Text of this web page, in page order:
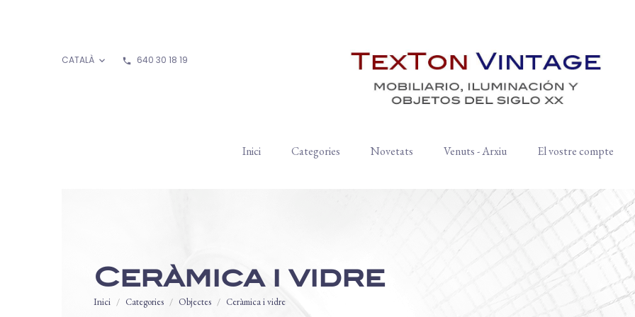
CATALÀ  phone 640 30 18 19
Inici Categories Novetats Venuts - Arxiu El vostre compte
Ceràmica i vidre
Inici Categories Objectes Ceràmica i vidre